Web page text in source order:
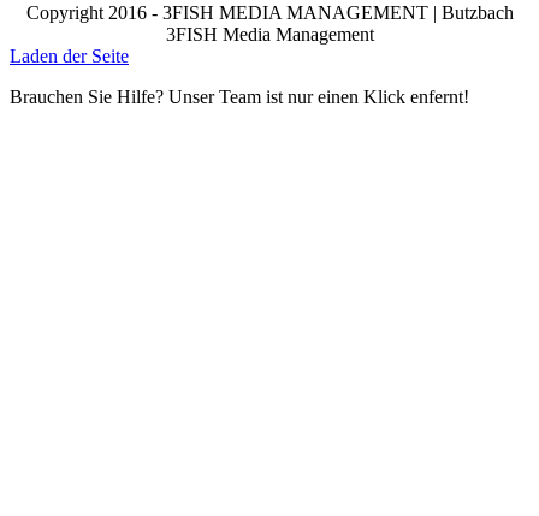
Copyright 2016 - 3FISH MEDIA MANAGEMENT | Butzbach
3FISH Media Management
Laden der Seite
Brauchen Sie Hilfe? Unser Team ist nur einen Klick enfernt!